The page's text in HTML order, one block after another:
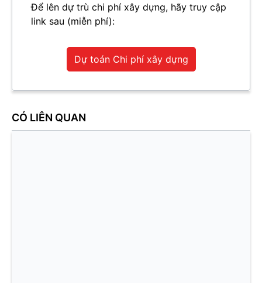
Để lên dự trù chi phí xây dựng, hãy truy cập
link sau (miễn phí):
Dự toán Chi phí xây dựng
CÓ LIÊN QUAN